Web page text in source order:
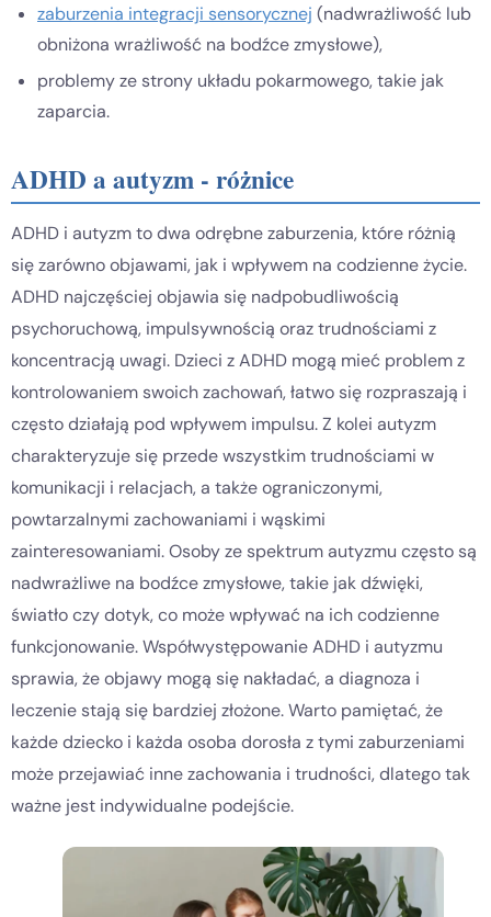
zaburzenia integracji sensorycznej (nadwrażliwość lub
obniżona wrażliwość na bodźce zmysłowe),
problemy ze strony układu pokarmowego, takie jak
zaparcia.
ADHD a autyzm - różnice
ADHD i autyzm to dwa odrębne zaburzenia, które różnią
się zarówno objawami, jak i wpływem na codzienne życie.
ADHD najczęściej objawia się nadpobudliwością
psychoruchową, impulsywnością oraz trudnościami z
koncentracją uwagi. Dzieci z ADHD mogą mieć problem z
kontrolowaniem swoich zachowań, łatwo się rozpraszają i
często działają pod wpływem impulsu. Z kolei autyzm
charakteryzuje się przede wszystkim trudnościami w
komunikacji i relacjach, a także ograniczonymi,
powtarzalnymi zachowaniami i wąskimi
zainteresowaniami. Osoby ze spektrum autyzmu często są
nadwrażliwe na bodźce zmysłowe, takie jak dźwięki,
światło czy dotyk, co może wpływać na ich codzienne
funkcjonowanie. Współwystępowanie ADHD i autyzmu
sprawia, że objawy mogą się nakładać, a diagnoza i
leczenie stają się bardziej złożone. Warto pamiętać, że
każde dziecko i każda osoba dorosła z tymi zaburzeniami
może przejawiać inne zachowania i trudności, dlatego tak
ważne jest indywidualne podejście.